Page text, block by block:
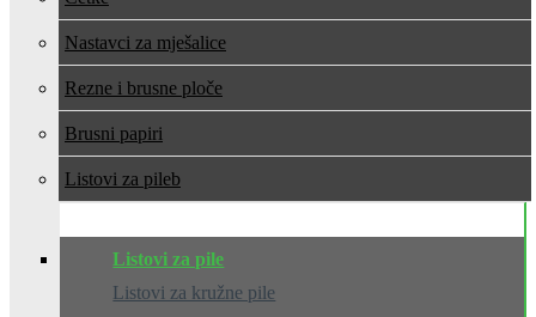
Nastavci za mješalice
Rezne i brusne ploče
Brusni papiri
Listovi za pile
Listovi za pile
Listovi za kružne pile